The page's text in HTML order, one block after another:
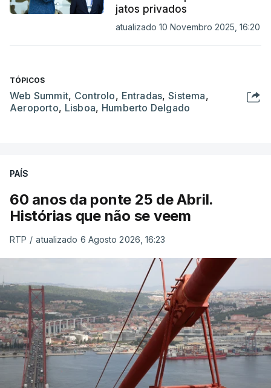
jatos privados
atualizado 10 Novembro 2025, 16:20
TÓPICOS
Web Summit, Controlo, Entradas,Sistema,
Aeroporto, Lisboa, Humberto Delgado
PAÍS
60 anos da ponte 25 de Abril.
Histórias que não se veem
RTP / atualizado 6 Agosto 2026, 16:23